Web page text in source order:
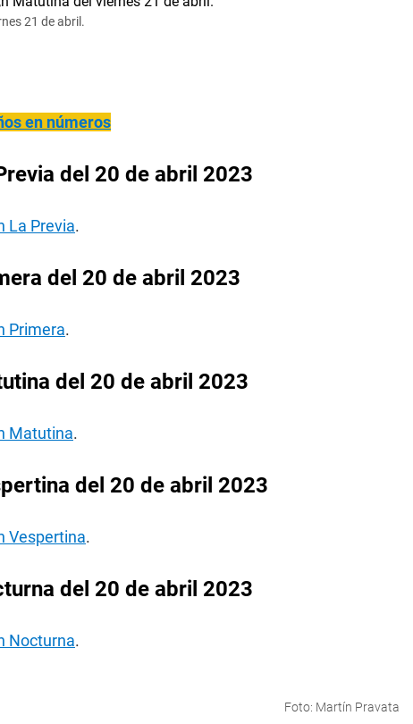
21 de abril.
en números
del 20 de abril 2023
La Previa.
del 20 de abril 2023
Primera.
del 20 de abril 2023
Matutina.
del 20 de abril 2023
Vespertina.
del 20 de abril 2023
Nocturna.
Foto: Martín Pravata